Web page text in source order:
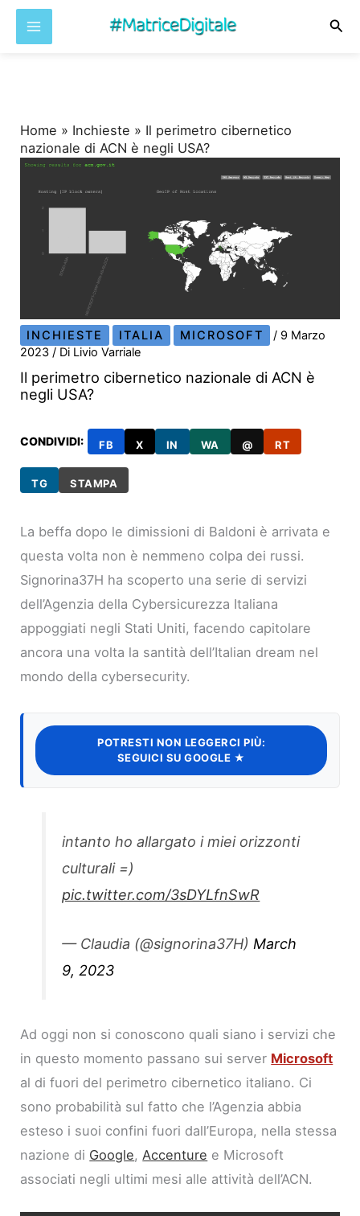
Home » Inchieste » Il perimetro cibernetico
nazionale di ACN è negli USA?
INCHIESTE ITALIA MICROSOFT / 9 Marzo
2023 / Di Livio Varriale
Il perimetro cibernetico nazionale di ACN è
negli USA?
CONDIVIDI: FB X IN WA @ RT
TG STAMPA
La beffa dopo le dimissioni di Baldoni è arrivata e
questa volta non è nemmeno colpa dei russi.
Signorina37H ha scoperto una serie di servizi
dell’Agenzia della Cybersicurezza Italiana
appoggiati negli Stati Uniti, facendo capitolare
ancora una volta la santità dell’Italian dream nel
mondo della cybersecurity.
POTRESTI NON LEGGERCI PIÙ:
SEGUICI SU GOOGLE ★
intanto ho allargato i miei orizzonti
culturali =)
pic.twitter.com/3sDYLfnSwR
— Claudia (@signorina37H)March
9, 2023
Ad oggi non si conoscono quali siano i servizi che
in questo momento passano sui server Microsoft
al di fuori del perimetro cibernetico italiano. Ci
sono probabilità sul fatto che l’Agenzia abbia
esteso i suoi confini fuori dall’Europa, nella stessa
nazione di Google, Accenture e Microsoft
associati negli ultimi mesi alle attività dell’ACN.